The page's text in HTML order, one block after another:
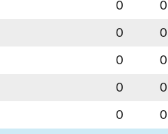
0 0
0 0
0 0
0 0
0 0